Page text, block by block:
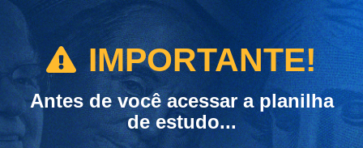
IMPORTANTE!
Antes de você acessar a planilha
de estudo...